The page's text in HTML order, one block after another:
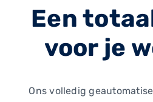
Een
voor je
Ons volledig